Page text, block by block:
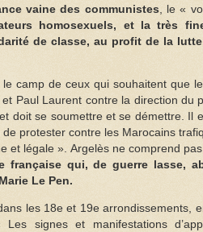
vaine des communistes, le «
homosexuels, et la très
de classe, au profit de la
camp de ceux qui souhaitent que
Paul Laurent contre la direction du
doit se soumettre et se démettre. Il
protester contre les Marocains
et légale ». Argelès ne comprend
française qui, de guerre lasse,
Le Pen.
les 18e et 19e arrondissements,
signes et manifestations